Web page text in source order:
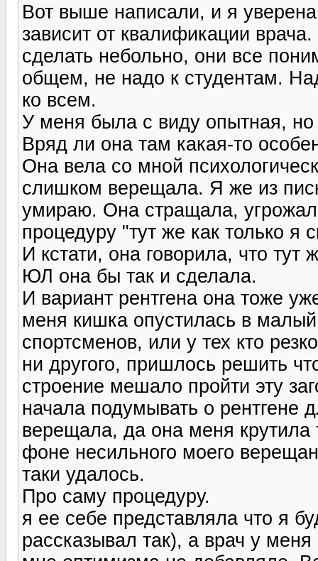
Вот выше написали, и я
зависит от квалификации
сделать небольно, они все
общем, не надо к студентам.
ко всем.
У меня была с виду опытная,
Вряд ли она там какая-то
Она вела со мной
слишком верещала. Я же из
умираю. Она стращала,
процедуру "тут же как только я
И кстати, она говорила, что
ЮЛ она бы так и сделала.
И вариант рентгена она тоже
меня кишка опустилась в
спортсменов, или у тех кто
ни другого, пришлось решить
строение мешало пройти эту
начала подумывать о
верещала, да она меня крутила
фоне несильного моего
таки удалось.
Про саму процедуру.
я ее себе представляла что я
рассказывал так), а врач у